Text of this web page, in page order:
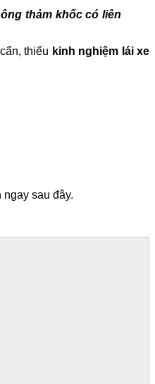
thảm khốc có liên
thiếu kinh nghiệm lái xe
sau đây.